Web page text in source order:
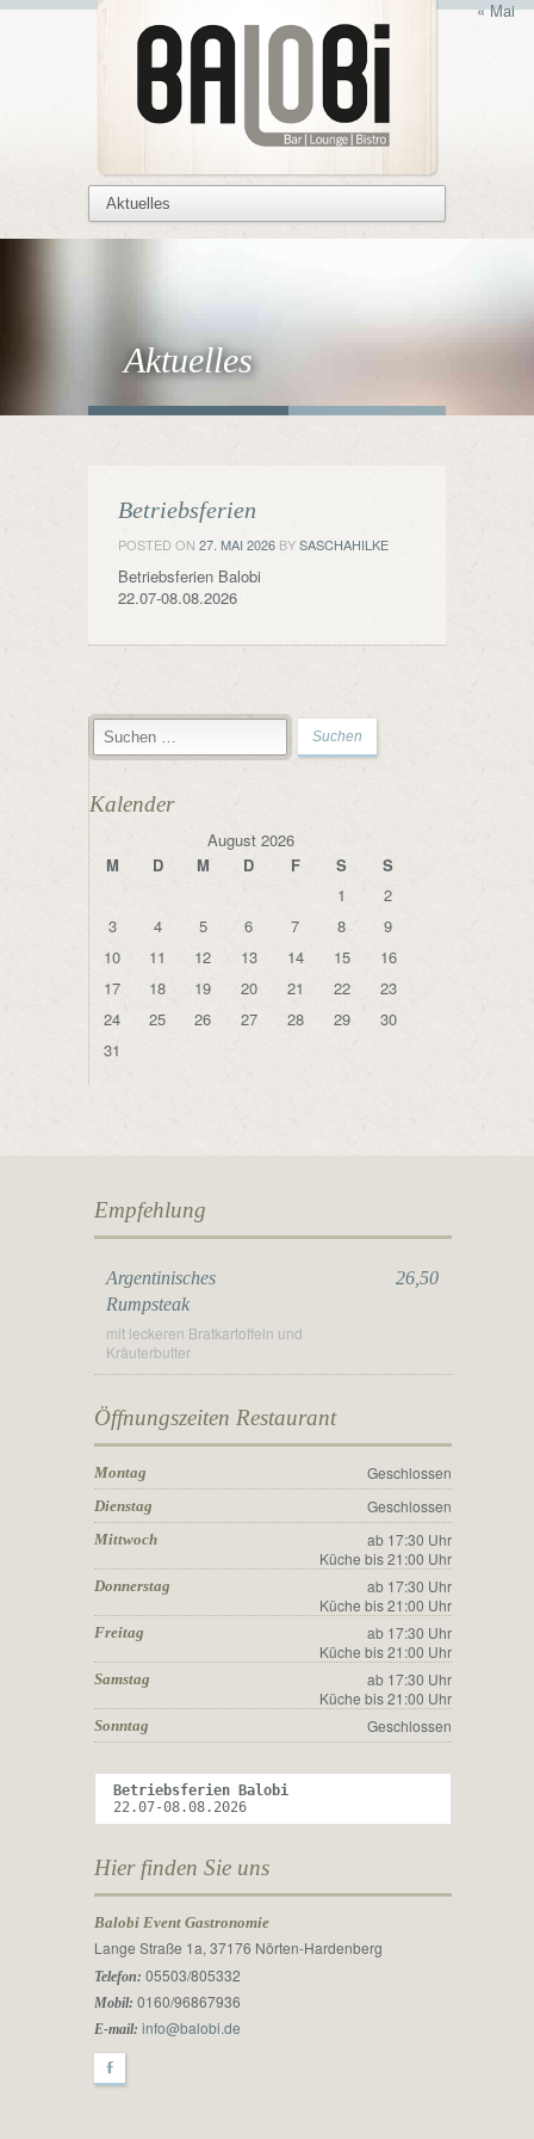
Aktuelles
Betriebsferien
POSTED ON 27. MAI 2026 BYSASCHAHILKE
Betriebsferien Balobi
22.07-08.08.2026
Kalender
August 2026
M
D M D F S
S
1
2
3
4 5 6 7 8
9
10
11 12 13 14 15
16
17
18 19 20 21 22
23
24
25 26 27 28 29
30
31
« Mai
Empfehlung
Argentinisches
Rumpsteak
26,50
mit leckeren Bratkartoffeln und
Kräuterbutter
Öffnungszeiten Restaurant
Montag Geschlossen
Dienstag Geschlossen
Mittwoch
ab 17:30 Uhr
Küche bis 21:00 Uhr
Donnerstag
ab 17:30 Uhr
Küche bis 21:00 Uhr
Freitag
ab 17:30 Uhr
Küche bis 21:00 Uhr
Samstag
ab 17:30 Uhr
Küche bis 21:00 Uhr
Sonntag Geschlossen
Betriebsferien Balobi
22.07-08.08.2026
Hier finden Sie uns
Balobi Event Gastronomie
Lange Straße 1a, 37176 Nörten-Hardenberg
Telefon: 05503/805332
Mobil: 0160/96867936
E-mail: info@balobi.de
F